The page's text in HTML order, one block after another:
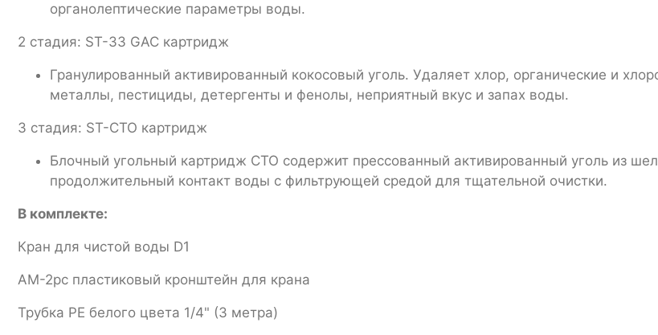
органолептические параметры воды.
2 стадия: ST-33 GAC картридж
Гранулированный активированный кокосовый уголь. Удаляет хлор, органические и
металлы, пестициды, детергенты и фенолы, неприятный вкус и запах воды.
3 стадия: ST-CTO картридж
Блочный угольный картридж CTO содержит преcсованный активированный уголь из
продолжительный контакт воды с фильтрующей средой для тщательной очистки.
В комплекте:
Кран для чистой воды D1
AM-2pc пластиковый кронштейн для крана
Трубка PE белого цвета 1/4" (3 метра)